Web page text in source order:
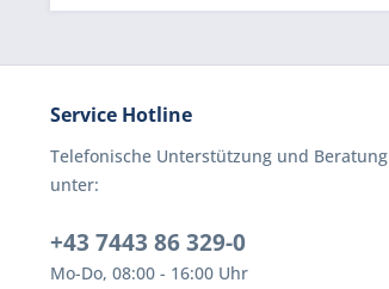
Service Hotline
Telefonische Unterstützung und Beratung
unter:
+43 7443 86 329-0
Mo-Do, 08:00 - 16:00 Uhr